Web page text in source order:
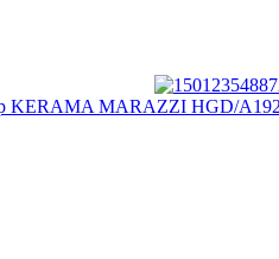
KERAMA MARAZZI HGD/